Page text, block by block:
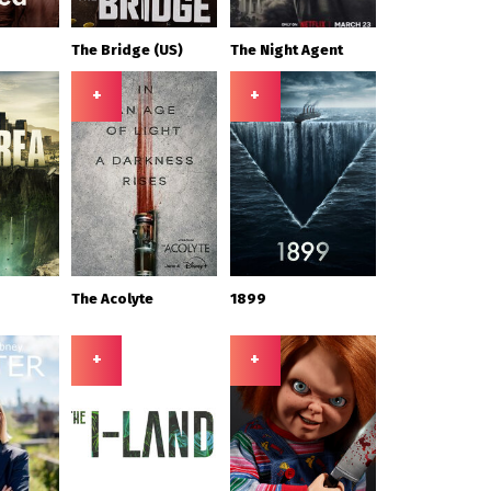
The Bridge (US) The Night Agent
+
The Acolyte
+
1899
+ +